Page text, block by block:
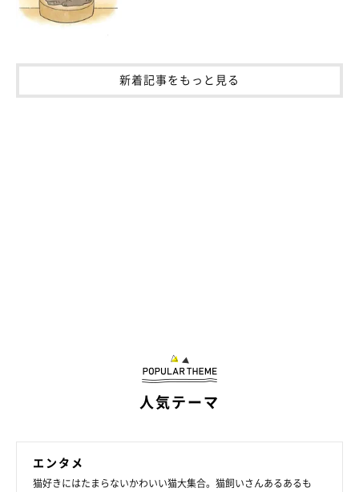
お迎え当初のよつばくん
合いませんでしたが、昔の約束を果たしたくて、ある日、そこの
保護猫譲渡会の広告を見ていました。その際に見つけて『この
コ！』と思ってお迎えの申し込みをしたのが、よつばです」
新着記事をもっと見る
人気テーマ
エンタメ
猫好きにはたまらないかわいい猫大集合。猫飼いさんあるあるも